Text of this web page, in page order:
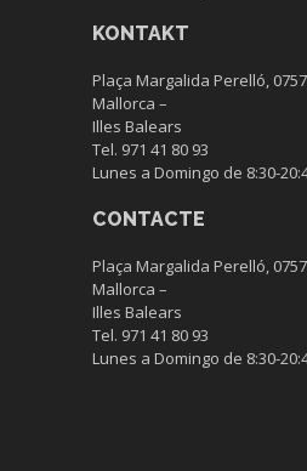
KONTAKT
Plaça Margalida Perelló,
Mallorca –
Illes Balears
Tel. 971 41 80 93
Lunes a Domingo de 8:30-
CONTACTE
Plaça Margalida Perelló,
Mallorca –
Illes Balears
Tel. 971 41 80 93
Lunes a Domingo de 8:30-